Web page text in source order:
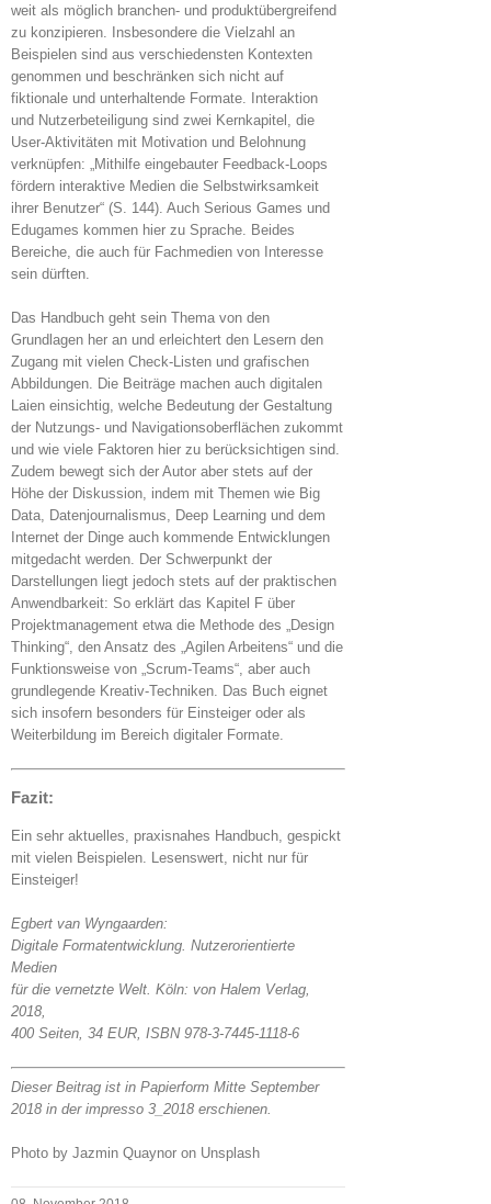
weit als möglich branchen- und produktübergreifend
zu konzipieren. Insbesondere die Vielzahl an
Beispielen sind aus verschiedensten Kontexten
genommen und beschränken sich nicht auf
fiktionale und unterhaltende Formate. Interaktion
und Nutzerbeteiligung sind zwei Kernkapitel, die
User-Aktivitäten mit Motivation und Belohnung
verknüpfen: „Mithilfe eingebauter Feedback-Loops
fördern interaktive Medien die Selbstwirksamkeit
ihrer Benutzer“ (S. 144). Auch Serious Games und
Edugames kommen hier zu Sprache. Beides
Bereiche, die auch für Fachmedien von Interesse
sein dürften.
Das Handbuch geht sein Thema von den
Grundlagen her an und erleichtert den Lesern den
Zugang mit vielen Check-Listen und grafischen
Abbildungen. Die Beiträge machen auch digitalen
Laien einsichtig, welche Bedeutung der Gestaltung
der Nutzungs- und Navigationsoberflächen zukommt
und wie viele Faktoren hier zu berücksichtigen sind.
Zudem bewegt sich der Autor aber stets auf der
Höhe der Diskussion, indem mit Themen wie Big
Data, Datenjournalismus, Deep Learning und dem
Internet der Dinge auch kommende Entwicklungen
mitgedacht werden. Der Schwerpunkt der
Darstellungen liegt jedoch stets auf der praktischen
Anwendbarkeit: So erklärt das Kapitel F über
Projektmanagement etwa die Methode des „Design
Thinking“, den Ansatz des „Agilen Arbeitens“ und die
Funktionsweise von „Scrum-Teams“, aber auch
grundlegende Kreativ-Techniken. Das Buch eignet
sich insofern besonders für Einsteiger oder als
Weiterbildung im Bereich digitaler Formate.
Fazit:
Ein sehr aktuelles, praxisnahes Handbuch, gespickt
mit vielen Beispielen. Lesenswert, nicht nur für
Einsteiger!
Egbert van Wyngaarden:
Digitale Formatentwicklung. Nutzerorientierte
Medien
für die vernetzte Welt. Köln: von Halem Verlag,
2018,
400 Seiten, 34 EUR, ISBN 978-3-7445-1118-6
Dieser Beitrag ist in Papierform Mitte September
2018 in der impresso 3_2018 erschienen.
Photo by Jazmin Quaynor on Unsplash